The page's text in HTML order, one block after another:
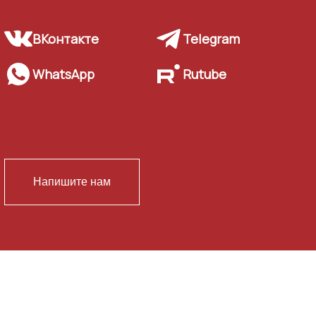
ВКонтакте Telegram
WhatsApp Rutube
Напишите нам